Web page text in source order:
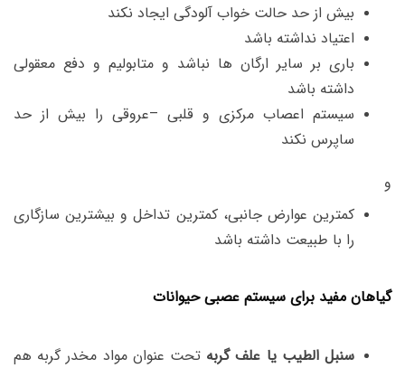
بیش از حد حالت خواب آلودگی ایجاد نکند
اعتیاد نداشته باشد
باری بر سایر ارگان ها نباشد و متابولیم و دفع معقولی
داشته باشد
سیستم اعصاب مرکزی و قلبی –عروقی را بیش از حد
ساپرس نکند
و
کمترین عوارض جانبی، کمترین تداخل و بیشترین سازگاری
را با طبیعت داشته باشد
گیاهان مفید برای سیستم عصبی حیوانات
سنبل الطیب یا علف گربهتحت عنوان مواد مخدر گربه هم